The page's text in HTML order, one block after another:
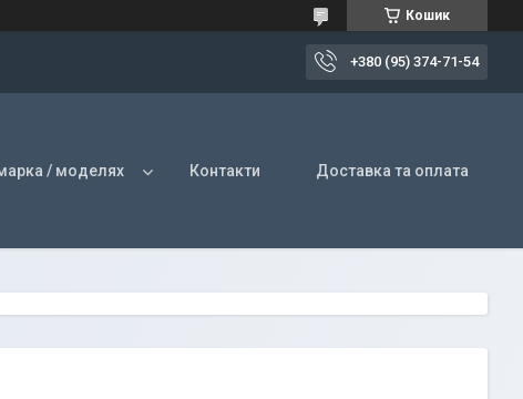
Кошик
+380 (95) 374-71-54
/ моделях Контакти Доставка та оплата